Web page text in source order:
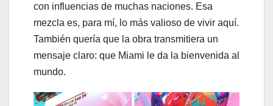
con influencias de muchas naciones. Esa
mezcla es, para mí, lo más valioso de vivir aquí.
También quería que la obra transmitiera un
mensaje claro: que Miami le da la bienvenida al
mundo.